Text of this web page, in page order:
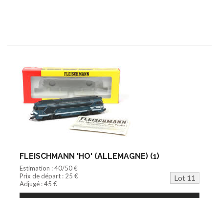
FLEISCHMANN 'HO' (ALLEMAGNE) (1)
Estimation : 40/50 €
Prix de départ : 25 €
Lot 11
Adjugé : 45 €